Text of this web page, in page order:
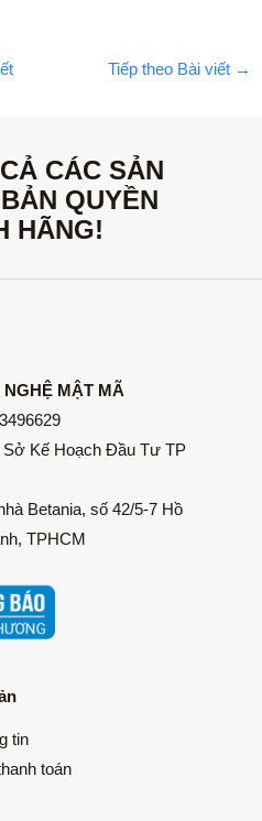
Tiếp theo Bài viết →
CÁC SẢN
QUYỀN
HÃNG!
NGHỆ MẬT MÃ
Sở Kế Hoạch Đầu Tư TP
Betania, số 42/5-7 Hồ
TPHCM
tin
toán